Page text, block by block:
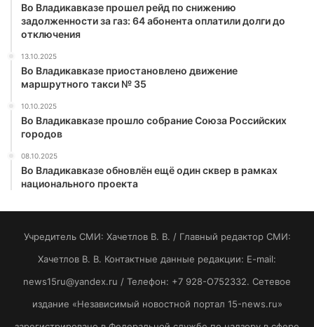
Во Владикавказе прошел рейд по снижению
задолженности за газ: 64 абонента оплатили долги до
отключения
13.10.2025
Во Владикавказе приостановлено движение
маршрутного такси № 35
10.10.2025
Во Владикавказе прошло собрание Союза Российских
городов
08.10.2025
Во Владикавказе обновлён ещё один сквер в рамках
национального проекта
Учредитель СМИ: Хaчeтлoв B. B. / Главный редактор СМИ:
Хaчeтлoв B. B. Контактные данные редакции: E-mail:
news15ru@yandex.ru / Телефон: +7 928-O752332. Сетевое
издание «Независимый новостной портал 15-news.ru»